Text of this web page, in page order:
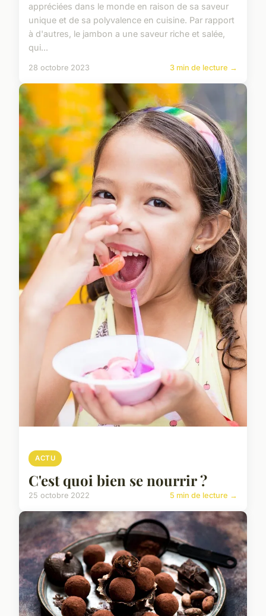
appréciées dans le monde en raison de sa saveur
unique et de sa polyvalence en cuisine. Par rapport
à d'autres, le jambon a une saveur riche et salée,
qui...
28 octobre 2023 3 min de lecture →
ACTU
C'est quoi bien se nourrir ?
25 octobre 2022 5 min de lecture →